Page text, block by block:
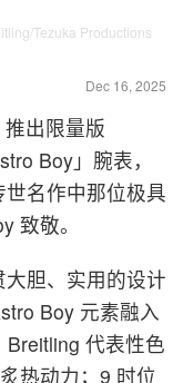
Tezuka Productions
Dec 16, 2025
出限量版
Boy」腕表，
名作中那位极具
致敬。
胆、实用的设计
Boy 元素融入
代表性色
热动力；9 时位